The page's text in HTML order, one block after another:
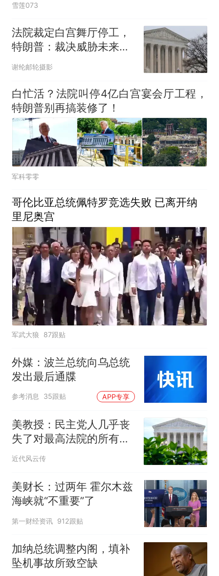
雪莲073
法院裁定白宫舞厅停工，
特朗普：裁决威胁未来总
统安全，我将上诉
谢纶邮轮摄影
白忙活？法院叫停4亿白宫宴会厅工程，
特朗普别再搞装修了！
军科零零
哥伦比亚总统佩特罗竞选失败 已离开纳
里尼奥宫
军武大狼 87跟贴
外媒：波兰总统向乌总统
发出最后通牒
参考消息 35跟贴 APP专享
美教授：民主党人几乎丧
失了对最高法院的所有积
极看法
近代风云传
美财长：过两年 霍尔木兹
海峡就“不重要”了
第一财经资讯 912跟贴
加纳总统调整内阁，填补
坠机事故所致空缺